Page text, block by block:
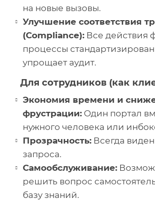
на новые вызовы.
Улучшение соответствия
(Compliance): Все действия
процессы
упрощает аудит.
Для сотрудников (как
Экономия времени и
фрустрации: Один портал
нужного человека или
Прозрачность: Всегда виден
запроса.
Самообслуживание:
решить вопрос
базу знаний.